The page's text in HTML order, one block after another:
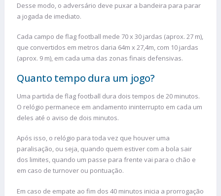
Desse modo, o adversário deve puxar a bandeira para parar
a jogada de imediato.
Cada campo de flag football mede 70 x 30 jardas (aprox. 27 m),
que convertidos em metros daria 64m x 27,4m, com 10 jardas
(aprox. 9 m), em cada uma das zonas finais defensivas.
Quanto tempo dura um jogo?
Uma partida de flag football dura dois tempos de 20 minutos.
O relógio permanece em andamento ininterrupto em cada um
deles até o aviso de dois minutos.
Após isso, o relógio para toda vez que houver uma
paralisação, ou seja, quando quem estiver com a bola sair
dos limites, quando um passe para frente vai para o chão e
em caso de turnover ou pontuação.
Em caso de empate ao fim dos 40 minutos inicia a prorrogação